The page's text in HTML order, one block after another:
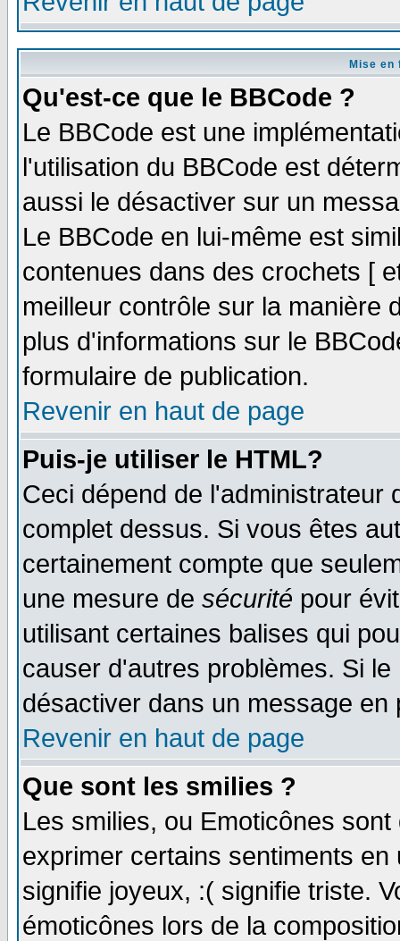
Mise
Qu'est-ce que le BBCode ?
Le BBCode est une
l'utilisation du BBCode est
aussi le désactiver sur un
Le BBCode en lui-même est
contenues dans des crochets [
meilleur contrôle sur la manière
plus d'informations sur le
formulaire de publication.
Revenir en haut de page
Puis-je utiliser le HTML?
Ceci dépend de l'administrateur
complet dessus. Si vous êtes
certainement compte que
une mesure de sécurité pour
utilisant certaines balises qui
causer d'autres problèmes. Si
désactiver dans un message
Revenir en haut de page
Que sont les smilies ?
Les smilies, ou Emoticônes
exprimer certains sentiments
signifie joyeux, :( signifie triste.
émoticônes lors de la